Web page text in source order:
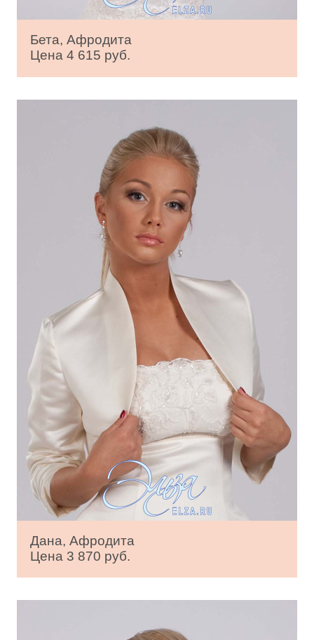
Бета, Афродита
Цена 4 615 руб.
Дана, Афродита
Цена 3 870 руб.